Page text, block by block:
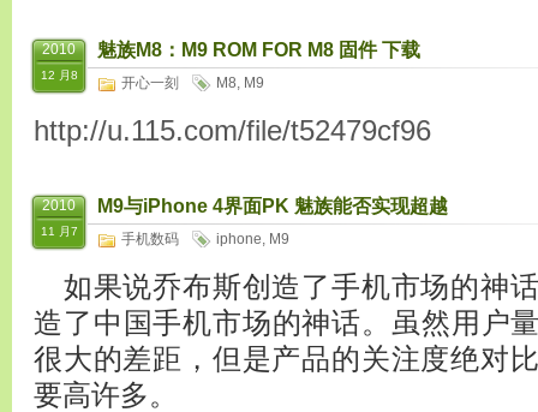
2010
12 月8
魅族M8：M9 ROM FOR M8 固件 下载
开心一刻 M8, M9
http://u.115.com/file/t52479cf96
2010
11 月7
M9与iPhone 4界面PK 魅族能否实现超越
手机数码 iphone, M9
如果说乔布斯创造了手机市场的神
造了中国手机市场的神话。虽然用户
很大的差距，但是产品的关注度绝对
要高许多。